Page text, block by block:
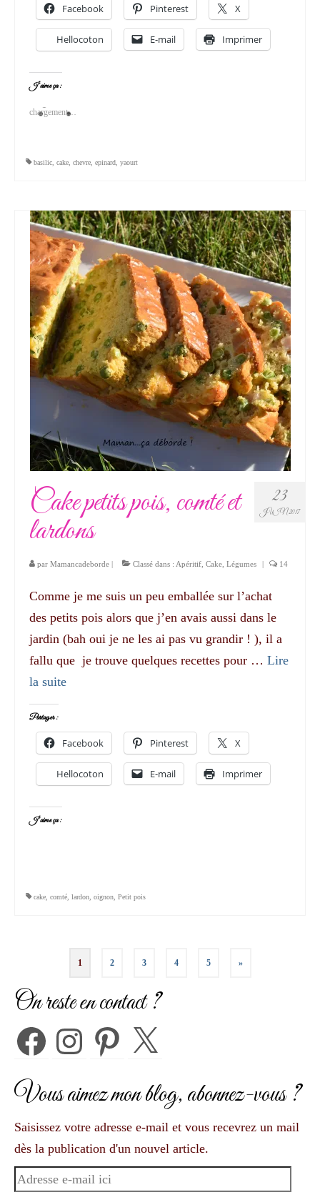
Facebook Pinterest X
Hellocoton E-mail Imprimer
J’aime ça :
chargement…
basilic cake chevre epinard yaourt
23
JUIN 2017
Cake petits pois, comté et
lardons
par Mamancadeborde | Classé dans : Apéritif Cake Légumes | 14
Comme je me suis un peu emballée sur l’achat
des petits pois alors que j’en avais aussi dans le
jardin (bah oui je ne les ai pas vu grandir ! ), il a
fallu que je trouve quelques recettes pour … Lire
la suite­­
Partager :
Facebook Pinterest X
Hellocoton E-mail Imprimer
J’aime ça :
cake comté lardon oignon Petit pois
Pagination
des
publications
1 2 3 4 5 »
On reste en contact ?
FacebookInstagramPinterest X
Vous aimez mon blog, abonnez-vous ?
Saisissez votre adresse e-mail et vous recevrez un mail
dès la publication d'un nouvel article.
Adresse